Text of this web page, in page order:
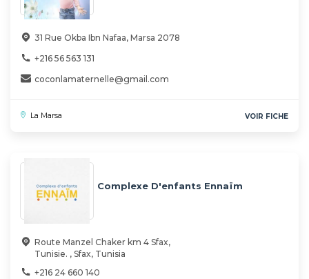
31 Rue Okba Ibn Nafaa, Marsa 2078
+216 56 563 131
coconlamaternelle@gmail.com
La Marsa VOIR FICHE
Complexe D'enfants Ennaïm
Route Manzel Chaker km 4 Sfax,
Tunisie. , Sfax, Tunisia
+216 24 660 140